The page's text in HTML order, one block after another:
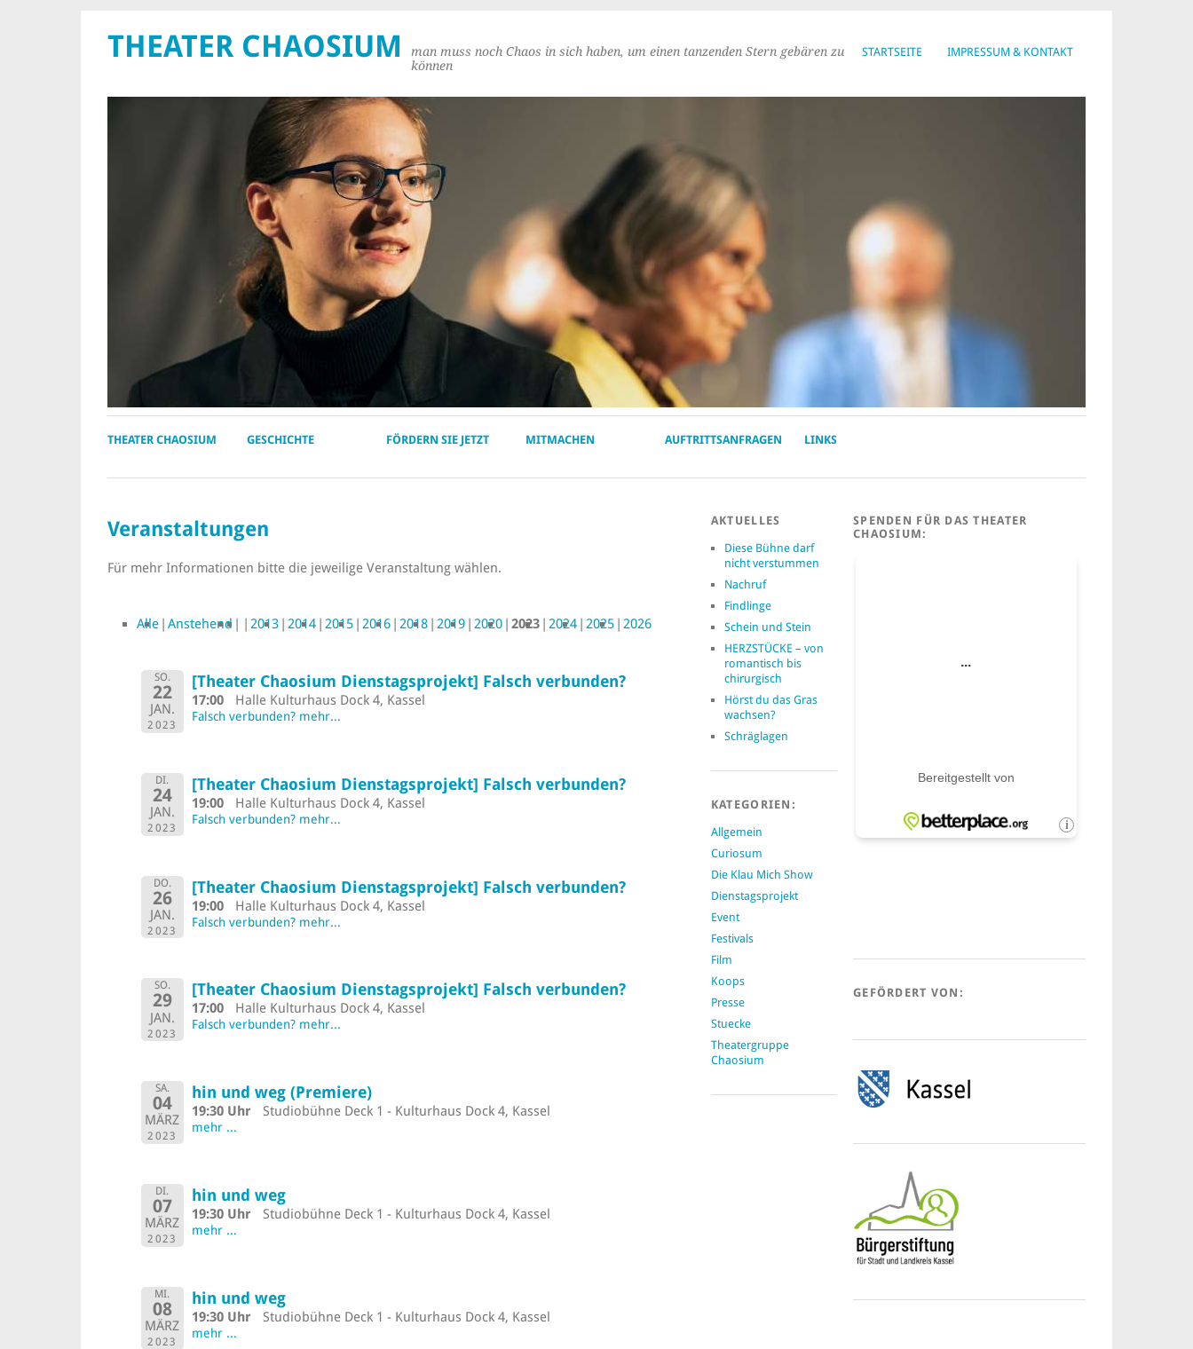
STARTSEITE IMPRESSUM & KONTAKT
THEATER CHAOSIUM
man muss noch Chaos in sich haben, um einen tanzenden Stern gebären zu
können
THEATER CHAOSIUM GESCHICHTE FÖRDERN SIE JETZT MITMACHEN AUFTRITTSANFRAGEN LINKS
Veranstaltungen
Für mehr Informationen bitte die jeweilige Veranstaltung wählen.
Alle Anstehend 2013 2014 2015 2016 2018 2019 2020 2023 2024 2025 2026
SO.
22
JAN.
2023
[Theater Chaosium Dienstagsprojekt] Falsch verbunden?
17:00 Halle Kulturhaus Dock 4, Kassel
Falsch verbunden? mehr...
DI.
24
JAN.
2023
[Theater Chaosium Dienstagsprojekt] Falsch verbunden?
19:00 Halle Kulturhaus Dock 4, Kassel
Falsch verbunden? mehr...
DO.
26
JAN.
2023
[Theater Chaosium Dienstagsprojekt] Falsch verbunden?
19:00 Halle Kulturhaus Dock 4, Kassel
Falsch verbunden? mehr...
SO.
29
JAN.
2023
[Theater Chaosium Dienstagsprojekt] Falsch verbunden?
17:00 Halle Kulturhaus Dock 4, Kassel
Falsch verbunden? mehr...
SA.
04
MÄRZ
2023
hin und weg (Premiere)
19:30 Uhr Studiobühne Deck 1 - Kulturhaus Dock 4, Kassel
mehr ...
DI.
07
MÄRZ
2023
hin und weg
19:30 Uhr Studiobühne Deck 1 - Kulturhaus Dock 4, Kassel
mehr ...
MI.
08
MÄRZ
2023
hin und weg
19:30 Uhr Studiobühne Deck 1 - Kulturhaus Dock 4, Kassel
mehr ...
AKTUELLES
Diese Bühne darf
nicht verstummen
Nachruf
Findlinge
Schein und Stein
HERZSTÜCKE – von
romantisch bis
chirurgisch
Hörst du das Gras
wachsen?
Schräglagen
KATEGORIEN:
Allgemein
Curiosum
Die Klau Mich Show
Dienstagsprojekt
Event
Festivals
Film
Koops
Presse
Stuecke
Theatergruppe
Chaosium
SPENDEN FÜR DAS THEATER
CHAOSIUM:
GEFÖRDERT VON: